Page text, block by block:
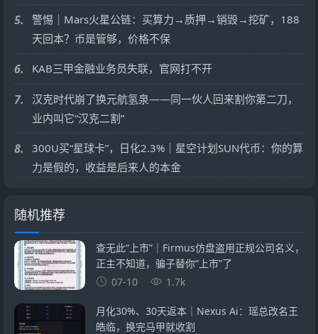
5.
警惕｜Mars火星公链：买算力→质押→销毁→挖矿，188
天回本？币是管够，价格不保
6. KAB三甲金融业务员失联，官网打不开
7.
汉克时代崩了换元航氢泉——同一伙人回来割你第二刀，
业内叫它“汉克二割”
8.
300U买“星球卡”，日化2.3%｜星空计划SUN代币：你的算
力是假的，收益是后来人的本金
随机推荐
查无此“上市”｜Firmus仿盘盗用正规公司名义，
正主不知道，骗子替你“上市”了
07-10
1.7k
月化30%、30天返本｜Nexus Ai：瑶总改名王
皓临，换完马甲就收割